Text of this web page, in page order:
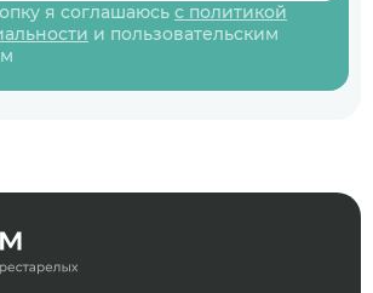
я соглашаюсь с политикой
и пользовательским